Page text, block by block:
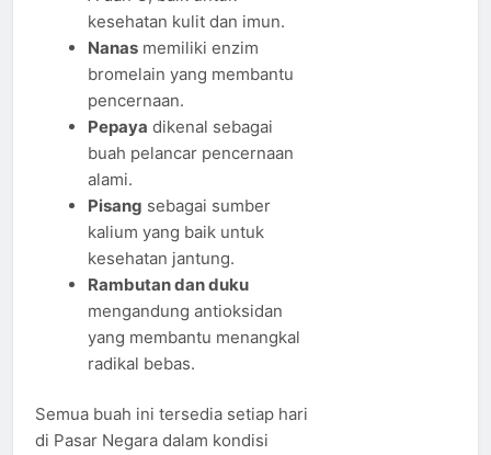
kesehatan kulit dan imun.
Nanasmemiliki enzim
bromelain yang membantu
pencernaan.
Pepaya dikenal sebagai
buah pelancar pencernaan
alami.
Pisang sebagai sumber
kalium yang baik untuk
kesehatan jantung.
Rambutan dan duku
mengandung antioksidan
yang membantu menangkal
radikal bebas.
Semua buah ini tersedia setiap hari
di Pasar Negara dalam kondisi